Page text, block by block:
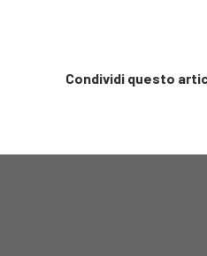
Condividi questo